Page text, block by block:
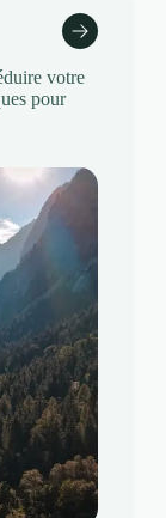
votre
pour